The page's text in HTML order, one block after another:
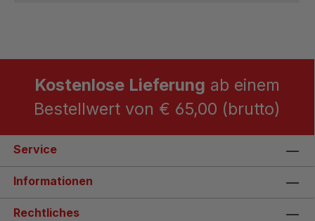
Kostenlose Lieferung ab einem
Bestellwert von € 65,00 (brutto)
Service
Informationen
Rechtliches